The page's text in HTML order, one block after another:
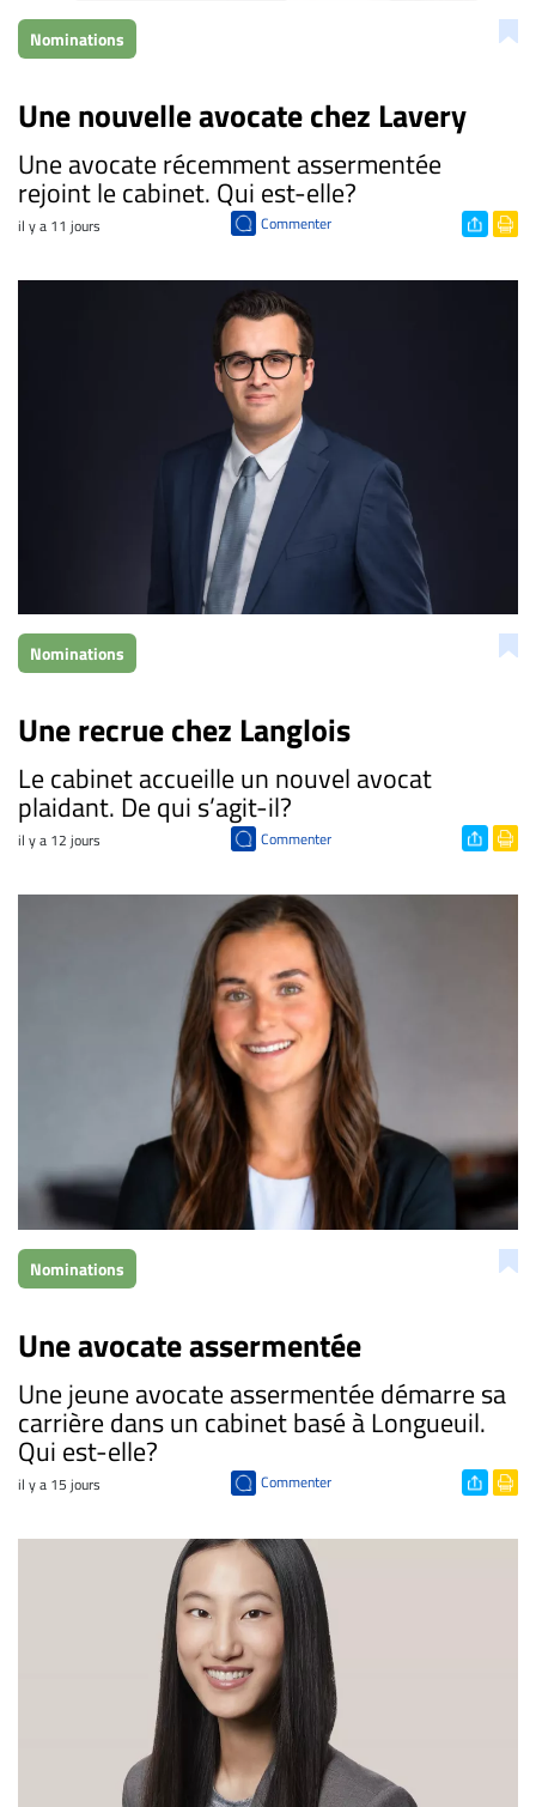
Nominations
Une nouvelle avocate chez Lavery
​Une avocate récemment assermentée
rejoint le cabinet. Qui est-elle?
il y a 11 jours Commenter
Nominations
Une recrue chez Langlois
​Le cabinet accueille un nouvel avocat
plaidant. De qui s’agit-il?
il y a 12 jours Commenter
Nominations
Une avocate assermentée
​Une jeune avocate assermentée démarre sa
carrière dans un cabinet basé à Longueuil.
Qui est-elle?
il y a 15 jours Commenter